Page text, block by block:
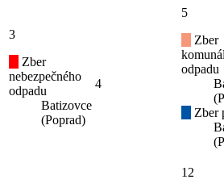
3
Zber
nebezpečného
odpadu
Batizovce
(Poprad)
4
5
Zber
odpadu
Zber
12